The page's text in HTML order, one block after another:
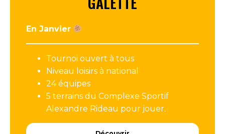
En Janvier
Tournoi ouvert à tous
Niveau loisirs à national
24 équipes
5 terrains du Complexe Sportif
Alexandre Rideau pour jouer.